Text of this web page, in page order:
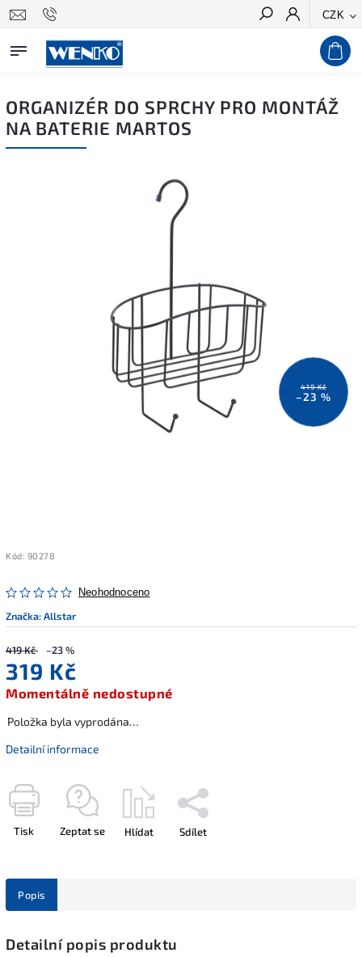
CZK
Hledat
ORGANIZÉR DO SPRCHY PRO MONTÁŽ
NA BATERIE MARTOS
419 Kč
–23 %
Kód: 90278
Neohodnoceno
Značka:Allstar
419 Kč –23 %
319 Kč
Momentálně nedostupné
Položka byla vyprodána…
Detailní informace
Tisk Zeptat se Hlídat Sdílet
Popis
Detailní popis produktu